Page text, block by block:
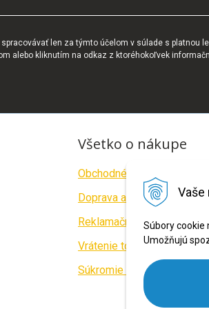
Vaše
Súbory cookie
Umožňujú
len za týmto účelom v súlade s
alebo kliknutím na odkaz z ktoréhokoľvek
Všetko o nákupe
Obchodné podmienky
Doprava a platba
Reklamačný poriadok
Vrátenie tovaru
Súkromie a cookies